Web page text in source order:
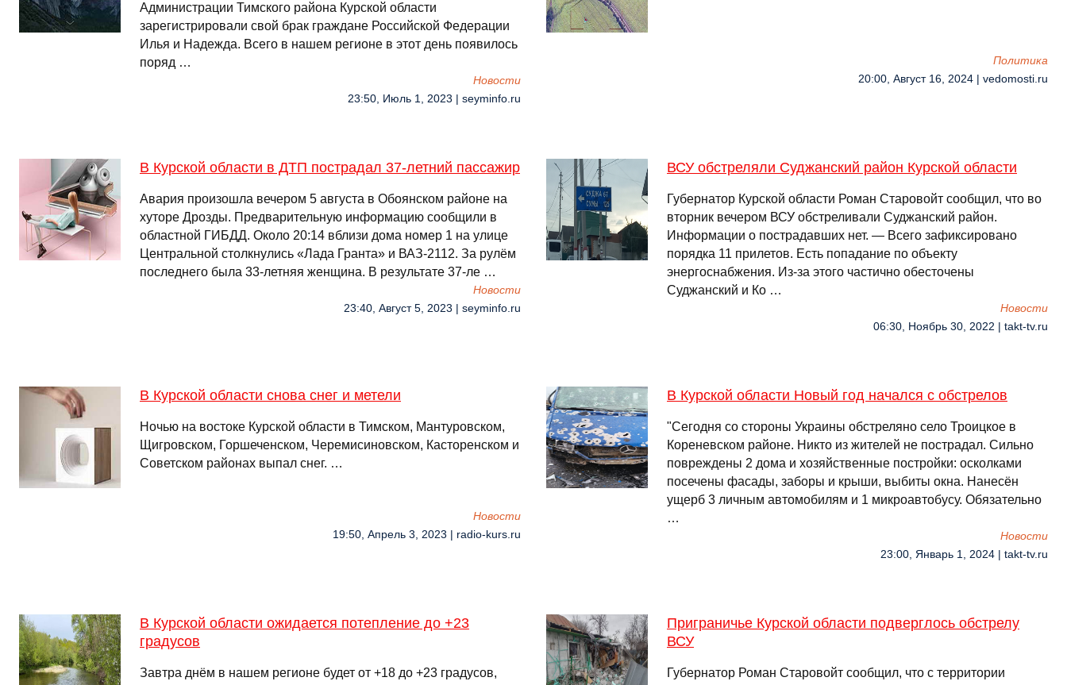
Администрации Тимского района Курской области
зарегистрировали свой брак граждане Российской Федерации
Илья и Надежда. Всего в нашем регионе в этот день появилось
поряд …
Новости
23:50, Июль 1, 2023 | seyminfo.ru
Политика
20:00, Август 16, 2024 | vedomosti.ru
В Курской области в ДТП пострадал 37-летний пассажир
Авария произошла вечером 5 августа в Обоянском районе на
хуторе Дрозды. Предварительную информацию сообщили в
областной ГИБДД. Около 20:14 вблизи дома номер 1 на улице
Центральной столкнулись «Лада Гранта» и ВАЗ-2112. За рулём
последнего была 33-летняя женщина. В результате 37-ле …
Новости
23:40, Август 5, 2023 | seyminfo.ru
ВСУ обстреляли Суджанский район Курской области
Губернатор Курской области Роман Старовойт сообщил, что во
вторник вечером ВСУ обстреливали Суджанский район.
Информации о пострадавших нет. — Всего зафиксировано
порядка 11 прилетов. Есть попадание по объекту
энергоснабжения. Из-за этого частично обесточены
Суджанский и Ко …
Новости
06:30, Ноябрь 30, 2022 | takt-tv.ru
В Курской области снова снег и метели
Ночью на востоке Курской области в Тимском, Мантуровском,
Щигровском, Горшеченском, Черемисиновском, Касторенском и
Советском районах выпал снег. …
Новости
19:50, Апрель 3, 2023 | radio-kurs.ru
В Курской области Новый год начался с обстрелов
"Сегодня со стороны Украины обстреляно село Троицкое в
Кореневском районе. Никто из жителей не пострадал. Сильно
повреждены 2 дома и хозяйственные постройки: осколками
посечены фасады, заборы и крыши, выбиты окна. Нанесён
ущерб 3 личным автомобилям и 1 микроавтобусу. Обязательно
…
Новости
23:00, Январь 1, 2024 | takt-tv.ru
В Курской области ожидается потепление до +23
градусов
Завтра днём в нашем регионе будет от +18 до +23 градусов,
Приграничье Курской области подверглось обстрелу
ВСУ
Губернатор Роман Старовойт сообщил, что с территории